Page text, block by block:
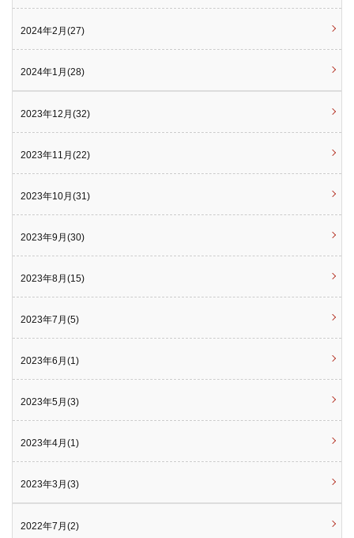
2024年2月(27)
2024年1月(28)
2023年12月(32)
2023年11月(22)
2023年10月(31)
2023年9月(30)
2023年8月(15)
2023年7月(5)
2023年6月(1)
2023年5月(3)
2023年4月(1)
2023年3月(3)
2022年7月(2)